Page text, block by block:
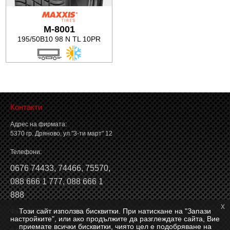
Баланс на автомобилните гуми
M-8001
195/50B10 98 N TL 10PR
Контакти
Адрес на фирмата:
5370 гр. Дряново, ул."3-ти март" 12
Телефони:
0676 74433,74466,75570,
088 666 1 777,088 666 1
888
Факс: 0676 74546, 74466
Този сайт използва бисквитки. При натискане на "Запази
настройките", или ако продължите да разглеждате сайта, Вие
приемате всички бисквитки, чиято цел е подобряване на
x